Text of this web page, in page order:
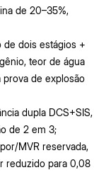
de 20–35%,
de dois estágios +
teor de água
de explosão
dupla DCS+SIS,
de 2 em 3;
MVR reservada,
reduzido para 0,08